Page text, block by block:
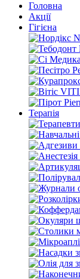
Головна
Акції
Гігієна
Терапія